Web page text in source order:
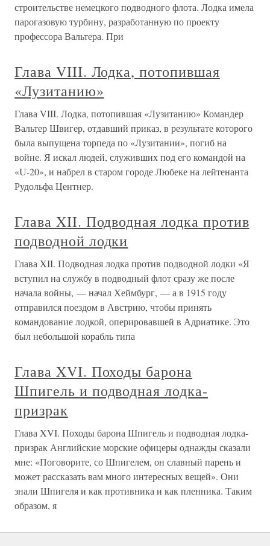
строительстве немецкого подводного флота. Лодка имела
парогазовую турбину, разработанную по проекту
профессора Вальтера. При
Глава VIII. Лодка, потопившая
«Лузитанию»
Глава VIII. Лодка, потопившая «Лузитанию» Командер
Вальтер Швигер, отдавший приказ, в результате которого
была выпущена торпеда по «Лузитании», погиб на
войне. Я искал людей, служивших под его командой на
«U-20», и набрел в старом городе Любеке на лейтенанта
Рудольфа Центнер.
Глава XII. Подводная лодка против
подводной лодки
Глава XII. Подводная лодка против подводной лодки «Я
вступил на службу в подводный флот сразу же после
начала войны, — начал Хеймбург, — а в 1915 году
отправился поездом в Австрию, чтобы принять
командование лодкой, оперировавшей в Адриатике. Это
был небольшой корабль типа
Глава XVI. Походы барона
Шпигель и подводная лодка-
призрак
Глава XVI. Походы барона Шпигель и подводная лодка-
призрак Английские морские офицеры однажды сказали
мне: «Поговорите, со Шпигелем, он славный парень и
может рассказать вам много интересных вещей». Они
знали Шпигеля и как противника и как пленника. Таким
образом, я